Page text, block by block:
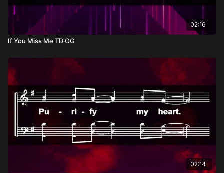
02:16
If You Miss Me TD OG
02:14